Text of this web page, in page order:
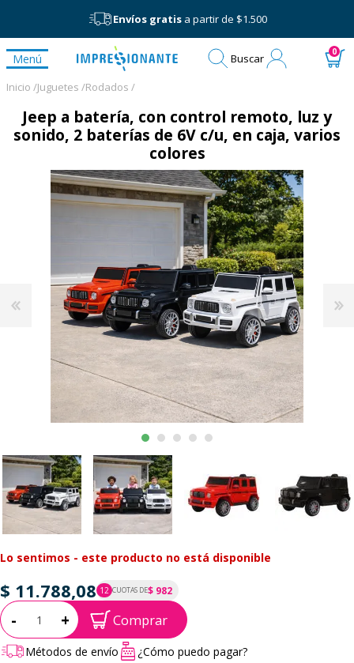
Envíos gratisa partir de $1.500
Menú Buscar 0
Inicio /Juguetes /Rodados /
Jeep a batería, con control remoto, luz y
sonido, 2 baterías de 6V c/u, en caja, varios
colores
Lo sentimos - este producto no está disponible
$ 11.788,08 12 CUOTAS DE$ 982
P.T.F. $ 11.788
Cantidad:
- + Comprar
Métodos de envío ¿Cómo puedo pagar?